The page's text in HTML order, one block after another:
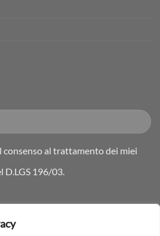
al trattamento dei miei
D.LGS 196/03.